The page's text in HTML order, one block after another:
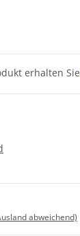
erhalten Sie
abweichend)